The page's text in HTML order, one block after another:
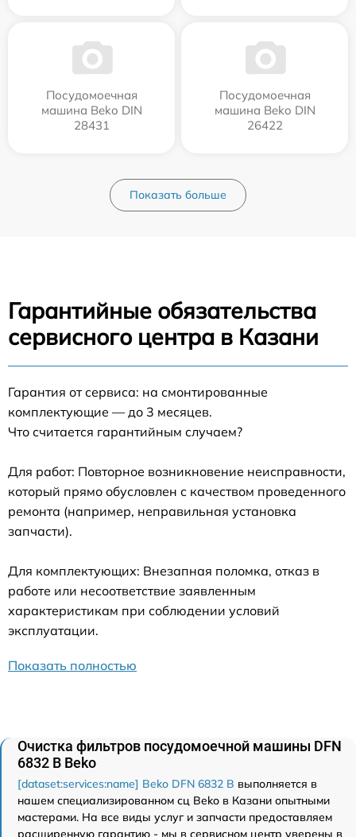
Посудомоечная
машина Beko DIN
28431
Посудомоечная
машина Beko DIN
26422
Показать больше
Гарантийные обязательства
сервисного центра в Казани
Гарантия от сервиса: на смонтированные
комплектующие — до 3 месяцев.
Что считается гарантийным случаем?
Для работ: Повторное возникновение неисправности,
который прямо обусловлен с качеством проведенного
ремонта (например, неправильная установка
запчасти).
Для комплектующих: Внезапная поломка, отказ в
работе или несоответствие заявленным
характеристикам при соблюдении условий
эксплуатации.
Показать полностью
Очистка фильтров посудомоечной машины DFN
6832 B Beko
[dataset:services:name] Beko DFN 6832 B выполняется в
нашем специализированном сц Beko в Казани опытными
мастерами. На все виды услуг и запчасти предоставляем
расширенную гарантию - мы в сервисном центр уверены в